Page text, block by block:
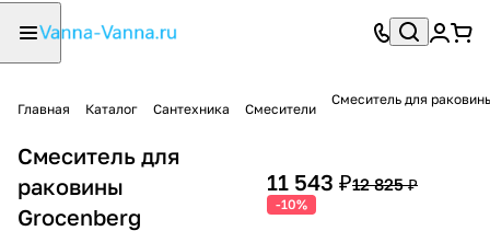
Главная Каталог Сантехника Смесители
Смеситель для
Смеситель для
раковины
Grocenberg
11 543 ₽12 825 ₽
-10%